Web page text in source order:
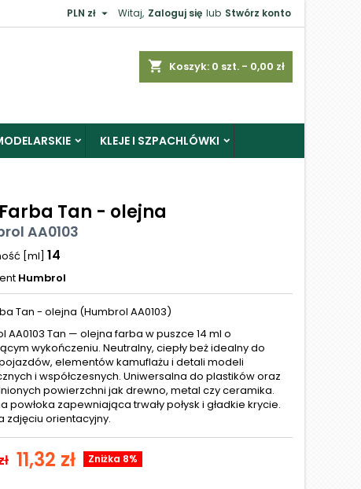
Witaj, Zaloguj się lub Stwórz konto
PLN zł 
shopping_cart Koszyk: 0 szt. - 0,00 zł
KLEJE I SZPACHLÓWKI
Tan - olejna
AA0103
[ml] 14
Humbrol
Tan - olejna (Humbrol AA0103)
AA0103 Tan — olejna farba w puszce 14 ml o
wykończeniu. Neutralny, ciepły beż idealny do
elementów kamuflażu i detali modeli
i współczesnych. Uniwersalna do plastików oraz
powierzchni jak drewno, metal czy ceramika.
powłoka zapewniająca trwały połysk i gładkie krycie.
zdjęciu orientacyjny.
11,32 zł Zniżka 8%